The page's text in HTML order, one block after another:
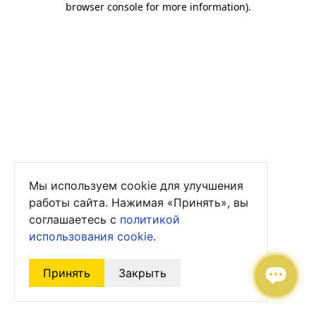
browser console for more information).
Мы используем cookie для улучшения
работы сайта. Нажимая «Принять», вы
соглашаетесь с политикой
использования cookie.
Принять Закрыть